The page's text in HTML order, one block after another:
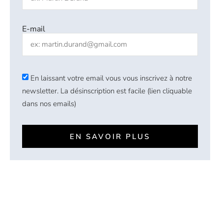
E-mail
En laissant votre email vous vous inscrivez à notre
newsletter. La désinscription est facile (lien cliquable
dans nos emails)
EN SAVOIR PLUS